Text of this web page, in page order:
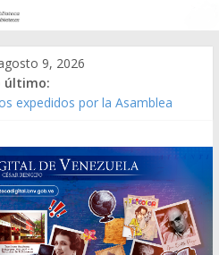
9, 2026
último:
expedidos por la Asamblea
gráfico]
de Venezuela año CXXXIII Mes V,
N° 38.394
Modesta Bor